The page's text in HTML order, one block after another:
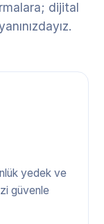
dijital
yedek ve
güvenle